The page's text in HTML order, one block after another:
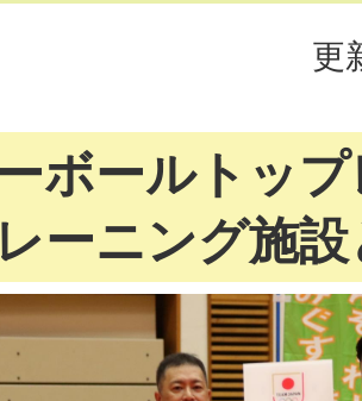
更
ボールトッ
ーニング施